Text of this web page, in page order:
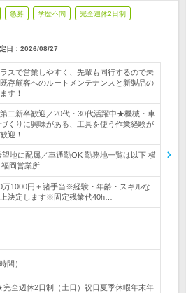
急募 学歴不問 完全週休2日制
日： 2026/08/27
スで営業しやすく、先輩も同行するので未
存顧客へのルートメンテナンスと新製品の
す！
二新卒歓迎／20代・30代活躍中★機械・車
くりに興味がある、工具を使う作業経験が
迎！
地に配属／車通勤OK 勤務地一覧は以下 横
岡営業所…
万1000円＋諸手当※経験・年齢・スキルな
決定します※固定残業代40h…
間）
全週休2日制（土日）祝日夏季休暇年末年